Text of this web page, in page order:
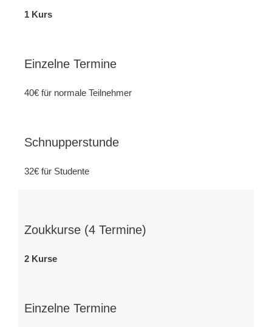
1 Kurs
Einzelne Termine
40€ für normale Teilnehmer
Schnupperstunde
32€ für Studente
Zoukkurse (4 Termine)
2 Kurse
Einzelne Termine